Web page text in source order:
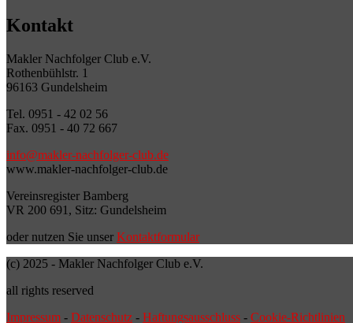
Kontakt
Makler Nachfolger Club e.V.
Rothenbühlstr. 1
96163 Gundelsheim
Tel. 0951 - 42 02 56
Fax. 0951 - 40 72 667
info@makler-nachfolger-club.de
www.makler-nachfolger-club.de
Vereinsregister Bamberg
VR 200 691, Sitz: Gundelsheim
oder nutzen Sie unser Kontaktformular
(c) 2025 - Makler Nachfolger Club e.V.
all rights reserved
Impressum - Datenschutz - Haftungsausschluss - Cookie-Richtlinien